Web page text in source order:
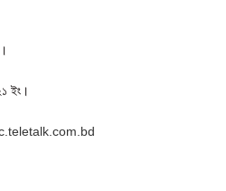
ইং।